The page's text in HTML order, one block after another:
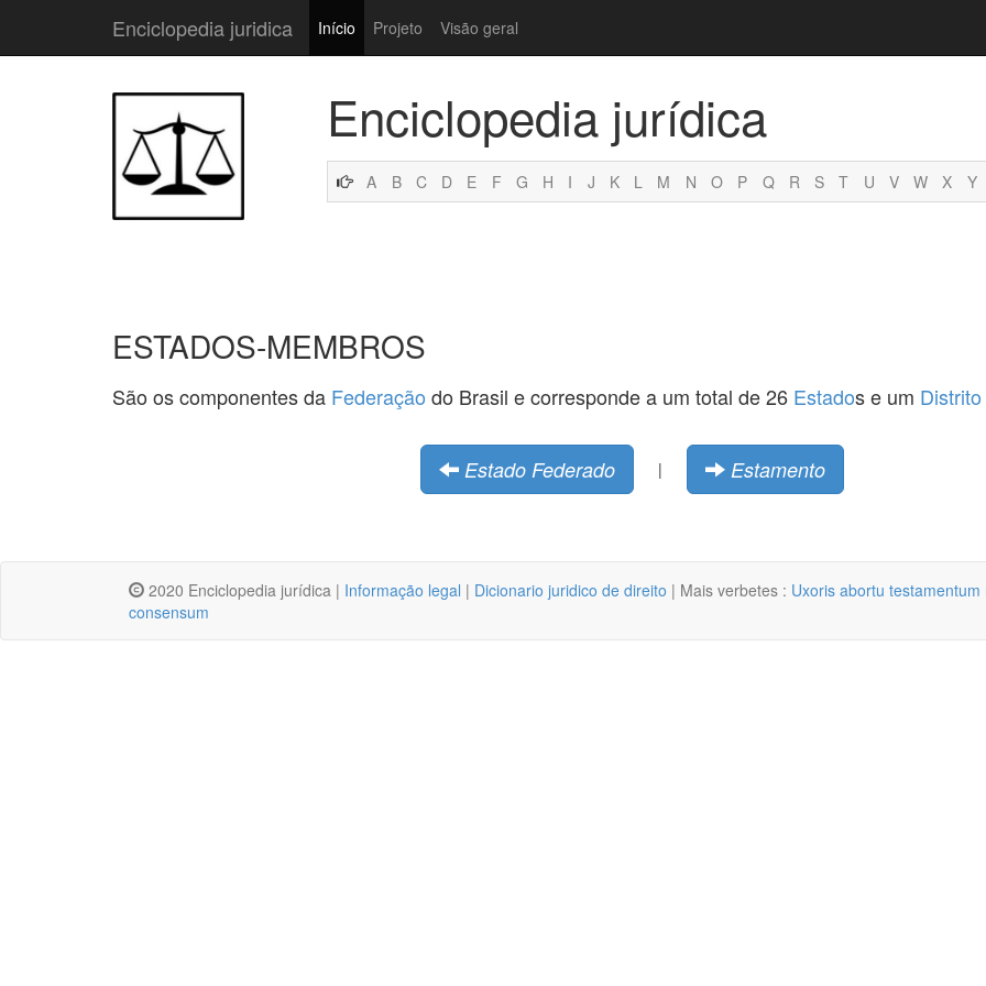
Enciclopedia juridica Início Projeto Visão geral
Enciclopedia jurídica
A B C D E F G H I J K L M N O P Q R S T U V W X Y
ESTADOS-MEMBROS
São os componentes da Federação do Brasil e corresponde a um total de 26 Estados e um
Estado Federado | Estamento
2020 Enciclopedia jurídica | Informação legal | Dicionario juridico de direito | Mais verbetes : Uxoris abortu
consensum